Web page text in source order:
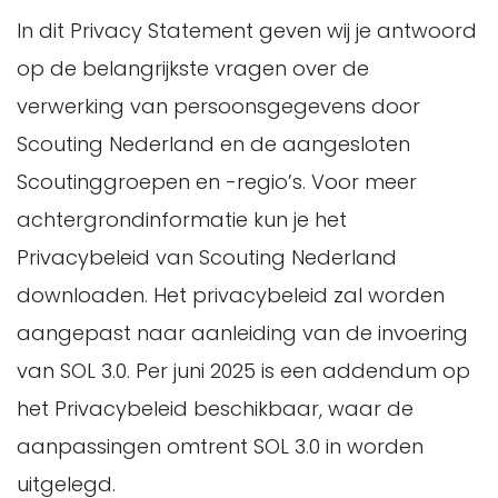
krijgt binnen een andere aangesloten
Scoutingorganisatie, dan kan de
ledenadministratie van dit onderdeel je
gegevens ophalen, zodat je deze niet
opnieuw hoeft in te voeren. Scouting kan
en mag geen gegevens uitwisselen met
externe partijen.
Gegevens gerelateerd aan je
lidmaatschap worden in beperkte vorm
na uitschrijving bewaard om statistische
informatie op juiste wijze te kunnen blijven
taal, locatie, het gewenste aantal te
tonen zoekresultaten, etc.
het uitlezen van je browserinstellingen
om onze website optimaal op je
beeldscherm te kunnen weergeven
het onthouden van je winkelwagentje
en/of verlanglijstje in de webshop
het opsporen van misbruik van onze
website en diensten, door bijvoorbeeld
een aantal opeenvolgende mislukte
inlogpogingen te registreren
het gelijkmatig belasten van de
In dit Privacy Statement geven wij je antwoord
op de belangrijkste vragen over de
verwerking van persoonsgegevens door
Scouting Nederland en de aangesloten
Scoutinggroepen en -regio’s. Voor meer
achtergrondinformatie kun je het
Privacybeleid van Scouting Nederland
downloaden. Het privacybeleid zal worden
aangepast naar aanleiding van de invoering
van SOL 3.0. Per juni 2025 is een addendum op
het Privacybeleid beschikbaar, waar de
aanpassingen omtrent SOL 3.0 in worden
uitgelegd.